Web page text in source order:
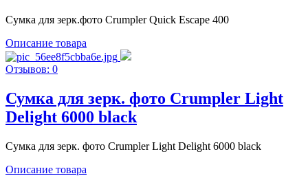
Сумка для зерк.фото Crumpler Quick Escape 400
Описание товара
Отзывов: 0
Сумка для зерк. фото Crumpler Light
Delight 6000 black
Сумка для зерк. фото Crumpler Light Delight 6000 black
Описание товара